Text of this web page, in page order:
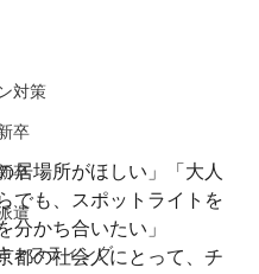
対策
卒
卒
遣
ャスティング
居場所がほしい」「大人
でも、スポットライトを
分かち合いたい」
都の社会人にとって、チ